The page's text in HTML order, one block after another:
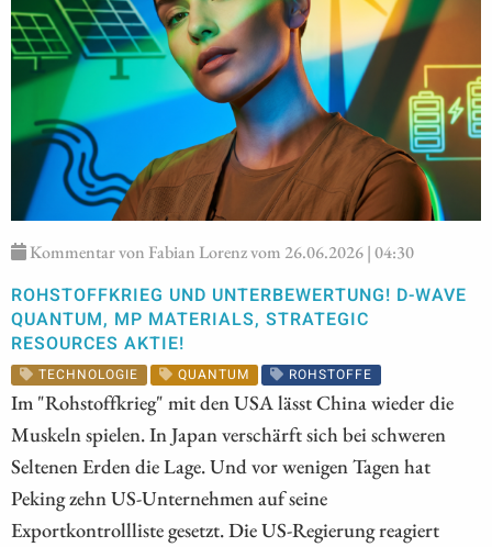
Kommentar von Fabian Lorenz vom 26.06.2026 | 04:30
ROHSTOFFKRIEG UND UNTERBEWERTUNG! D-WAVE
QUANTUM, MP MATERIALS, STRATEGIC
RESOURCES AKTIE!
TECHNOLOGIE QUANTUM ROHSTOFFE
Im "Rohstoffkrieg" mit den USA lässt China wieder die
Muskeln spielen. In Japan verschärft sich bei schweren
Seltenen Erden die Lage. Und vor wenigen Tagen hat
Peking zehn US-Unternehmen auf seine
Exportkontrollliste gesetzt. Die US-Regierung reagiert